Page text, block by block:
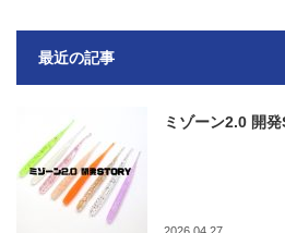
最近の記事
ミゾーン2.0 開
2026.04.27